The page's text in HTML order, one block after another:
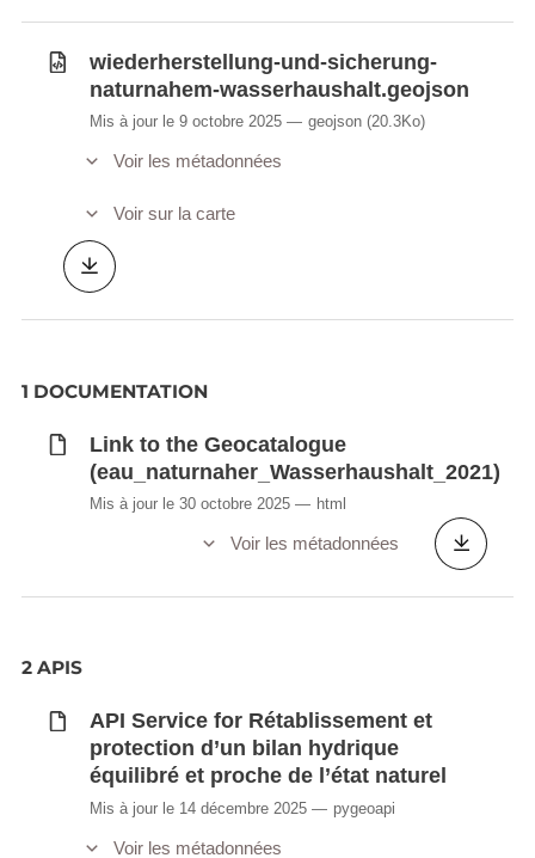
wiederherstellung-und-sicherung-
naturnahem-wasserhaushalt.geojson
Mis à jour le 9 octobre 2025 geojson (20.3Ko)
Voir les métadonnées
Voir sur la carte
1 DOCUMENTATION
Link to the Geocatalogue
(eau_naturnaher_Wasserhaushalt_2021)
Mis à jour le 30 octobre 2025 html
Voir les métadonnées
2 APIS
API Service for Rétablissement et
protection d’un bilan hydrique
équilibré et proche de l’état naturel
Mis à jour le 14 décembre 2025 pygeoapi
Voir les métadonnées